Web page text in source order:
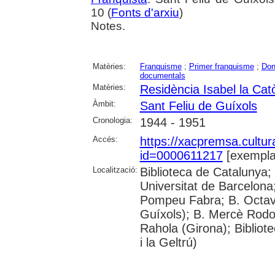
10 (Fonts d'arxiu)
Notes.
Matèries: Franquisme; Primer franquisme;
documentals
Matèries:
Residència Isabel la
Àmbit: Sant Feliu de Guíxols
Cronologia: 1944 - 1951
Accés:
https://
id=0000611217
Localització: Biblioteca de
Universitat de
Pompeu Fabra; B.
Guíxols); B. Mercè
Rahola (Girona);
i la Geltrú)